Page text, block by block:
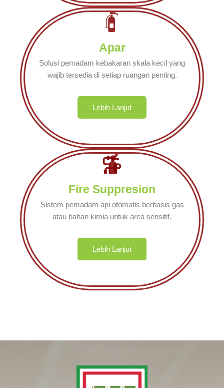
Apar
Solusi pemadam kebakaran skala kecil yang
wajib tersedia di setiap ruangan penting.
Lebih Lanjut
Fire Suppresion
Sistem pemadam api otomatis berbasis gas
atau bahan kimia untuk area sensitif.
Lebih Lanjut